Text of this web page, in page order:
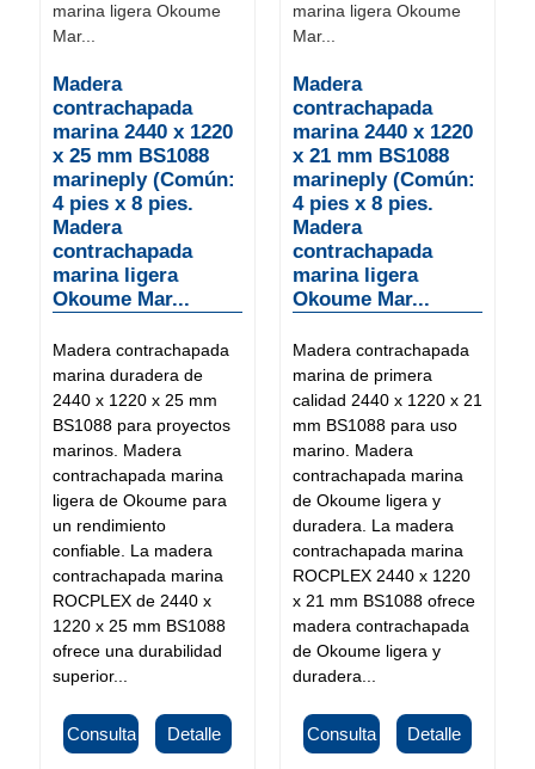
Madera
contrachapada
marina 2440 x 1220
x 25 mm BS1088
marineply (Común:
4 pies x 8 pies.
Madera
contrachapada
marina ligera
Okoume Mar...
Madera contrachapada
marina duradera de
2440 x 1220 x 25 mm
BS1088 para proyectos
marinos. Madera
contrachapada marina
ligera de Okoume para
un rendimiento
confiable. La madera
contrachapada marina
ROCPLEX de 2440 x
1220 x 25 mm BS1088
ofrece una durabilidad
superior...
Consulta Detalle
Madera
contrachapada
marina 2440 x 1220
x 21 mm BS1088
marineply (Común:
4 pies x 8 pies.
Madera
contrachapada
marina ligera
Okoume Mar...
Madera contrachapada
marina de primera
calidad 2440 x 1220 x 21
mm BS1088 para uso
marino. Madera
contrachapada marina
de Okoume ligera y
duradera. La madera
contrachapada marina
ROCPLEX 2440 x 1220
x 21 mm BS1088 ofrece
madera contrachapada
de Okoume ligera y
duradera...
Consulta Detalle